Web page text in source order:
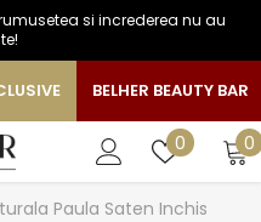
si increderea nu au
BELHER BEAUTY BAR
0 Liste
00
Paula Saten Inchis